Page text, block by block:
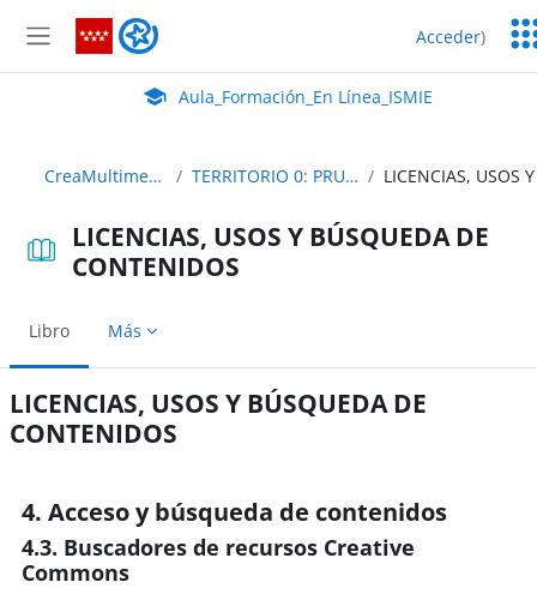
Panel lateral
Aula_Formación_En Línea_ISMIE Acceder)
Aula Virtual de EducaMadrid:
Aula_Formación_En Línea_ISMIE
CreaMultimedia_25_Contenidos TERRITORIO 0: PRUEBA DE ACCESO A LA RAM
LICENCIAS, USOS Y BÚSQUEDA DE
CONTENIDOS
Libro Más
LICENCIAS, USOS Y BÚSQUEDA DE
CONTENIDOS
4. Acceso y búsqueda de contenidos
4.3. Buscadores de recursos Creative
Commons